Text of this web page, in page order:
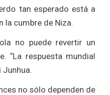
tan esperado está a
la cumbre de Niza.
no puede revertir un
“La respuesta mundial
Junhua.
no sólo dependen de